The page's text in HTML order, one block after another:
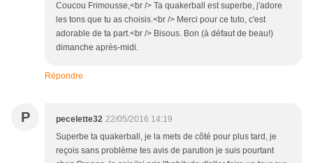
Coucou Frimousse,<br /> Ta quakerball est superbe, j'adore
les tons que tu as choisis.<br /> Merci pour ce tuto, c'est
adorable de ta part.<br /> Bisous. Bon (à défaut de beau!)
dimanche après-midi.
Répondre
P pecelette32 22/05/2016 14:19
Superbe ta quakerball, je la mets de côté pour plus tard, je
reçois sans problème tes avis de parution je suis pourtant